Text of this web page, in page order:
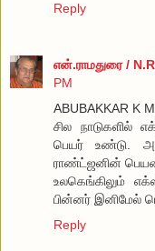
Reply
என்.ராமதுரை /
PM
ABUBAKKAR K M
சில நாடுகளில்
பெயர் உண்டு.
ராண்ட்ஜனின்
உலகெங்கிலும்
பின்னர் இனிமேல்
Reply